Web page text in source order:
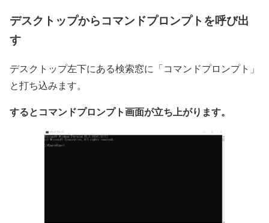
デスクトップからコマンドプロンプトを呼び出
す
デスクトップ左下にある検索窓に「コマンドプロンプト」
と打ち込みます。
するとコマンドプロンプト画面が立ち上がります。